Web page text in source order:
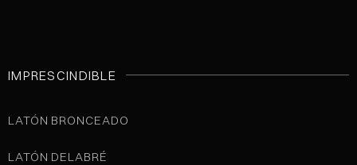
IMPRESCINDIBLE
LATÓN BRONCEADO
LATÓN DELABRÉ